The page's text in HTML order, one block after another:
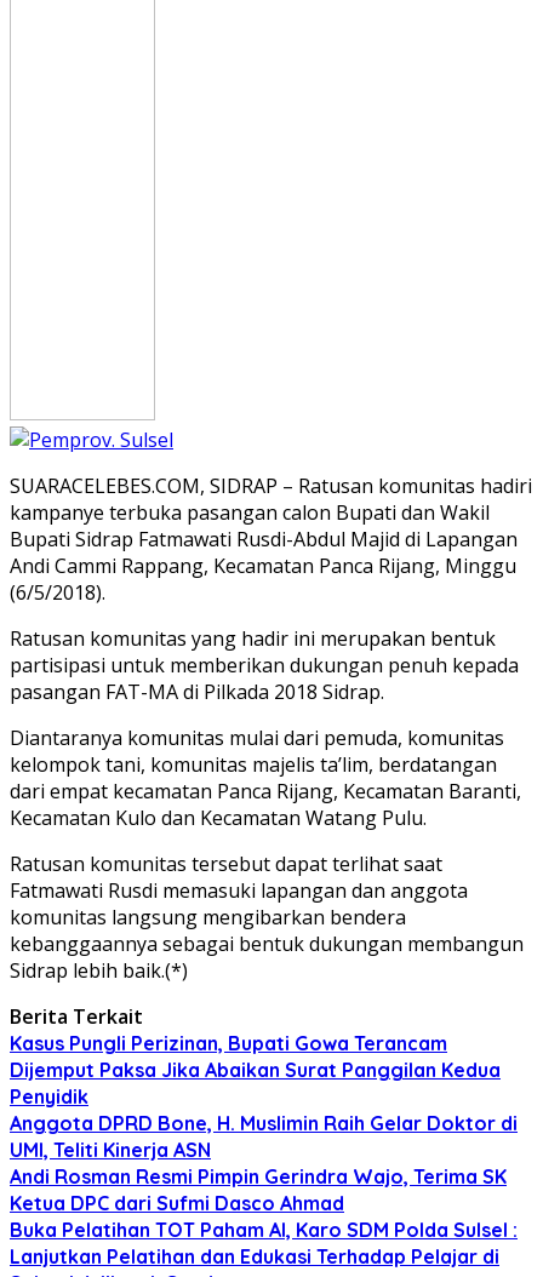
SUARACELEBES.COM, SIDRAP – Ratusan komunitas hadiri
kampanye terbuka pasangan calon Bupati dan Wakil
Bupati Sidrap Fatmawati Rusdi-Abdul Majid di Lapangan
Andi Cammi Rappang, Kecamatan Panca Rijang, Minggu
(6/5/2018).
Ratusan komunitas yang hadir ini merupakan bentuk
partisipasi untuk memberikan dukungan penuh kepada
pasangan FAT-MA di Pilkada 2018 Sidrap.
Diantaranya komunitas mulai dari pemuda, komunitas
kelompok tani, komunitas majelis ta’lim, berdatangan
dari empat kecamatan Panca Rijang, Kecamatan Baranti,
Kecamatan Kulo dan Kecamatan Watang Pulu.
Ratusan komunitas tersebut dapat terlihat saat
Fatmawati Rusdi memasuki lapangan dan anggota
komunitas langsung mengibarkan bendera
kebanggaannya sebagai bentuk dukungan membangun
Sidrap lebih baik.(*)
Berita Terkait
Kasus Pungli Perizinan, Bupati Gowa Terancam
Dijemput Paksa Jika Abaikan Surat Panggilan Kedua
Penyidik
Anggota DPRD Bone, H. Muslimin Raih Gelar Doktor di
UMI, Teliti Kinerja ASN
Andi Rosman Resmi Pimpin Gerindra Wajo, Terima SK
Ketua DPC dari Sufmi Dasco Ahmad
Buka Pelatihan TOT Paham AI, Karo SDM Polda Sulsel :
Lanjutkan Pelatihan dan Edukasi Terhadap Pelajar di